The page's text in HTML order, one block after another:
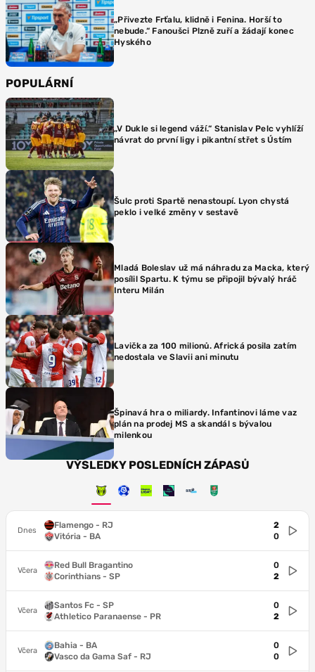
„Přivezte Frťalu, klidně i Fenina. Horší to
nebude.“ Fanoušci Plzně zuří a žádají konec
Hyského
POPULÁRNÍ
„V Dukle si legend váží.“ Stanislav Pelc vyhlíží
návrat do první ligy i pikantní střet s Ústím
Šulc proti Spartě nenastoupí. Lyon chystá
peklo i velké změny v sestavě
Mladá Boleslav už má náhradu za Macka, který
posílil Spartu. K týmu se připojil bývalý hráč
Interu Milán
Lavička za 100 milionů. Africká posila zatím
nedostala ve Slavii ani minutu
Špinavá hra o miliardy. Infantinovi láme vaz
plán na prodej MS a skandál s bývalou
milenkou
VÝSLEDKY POSLEDNÍCH ZÁPASŮ
Dnes
Flamengo - RJ
Vitória - BA
2
0
Včera
Red Bull Bragantino
Corinthians - SP
0
2
Včera
Santos Fc - SP
Athletico Paranaense - PR
0
2
Včera
Bahia - BA
Vasco da Gama Saf - RJ
0
0